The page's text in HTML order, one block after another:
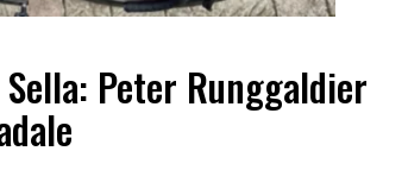
Peter Runggaldier